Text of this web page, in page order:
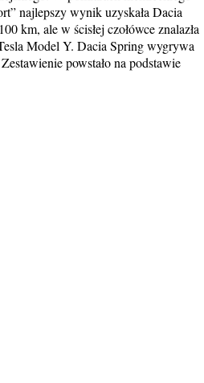
najlepszy wynik uzyskała Dacia
km, ale w ścisłej czołówce znalazła
Model Y. Dacia Spring wygrywa
powstało na podstawie